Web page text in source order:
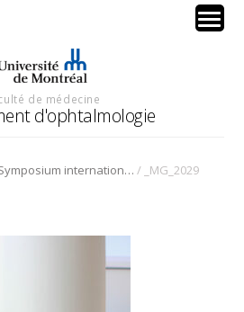
de médecine
d'ophtalmologie
1er Symposium international en médecine régénérative de la cornée / _MG_2029